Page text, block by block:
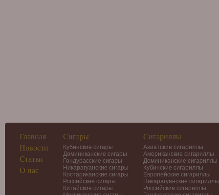
Главная
Новости
Статьи
О нас
Сигары
Кубинские сигары
Доминиканские сигары
Гондурасские сигары
Никарагуанские сигары
Костариканские сигары
Российские сигары
Китайские сигары
Сигариллы
Азиатские сигариллы
Американские сигариллы
Доминиканские сигариллы
Кубинские сигариллы
Европейские сигариллы
Никарагуанские сигариллы
Российские сигариллы